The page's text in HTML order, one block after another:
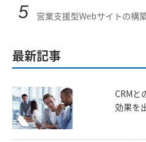
営業支援型Webサイトの構
最新記事
CRMと
効果を